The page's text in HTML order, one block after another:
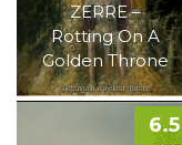
ZERRE –
Rotting On A
Golden Throne
6.5